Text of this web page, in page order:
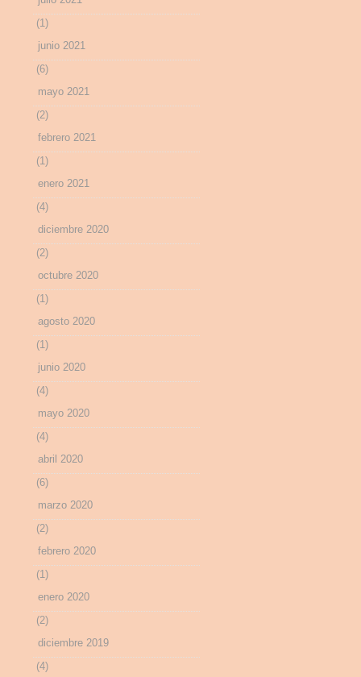
(1)
junio 2021
(6)
mayo 2021
(2)
febrero 2021
(1)
enero 2021
(4)
diciembre 2020
(2)
octubre 2020
(1)
agosto 2020
(1)
junio 2020
(4)
mayo 2020
(4)
abril 2020
(6)
marzo 2020
(2)
febrero 2020
(1)
enero 2020
(2)
diciembre 2019
(4)